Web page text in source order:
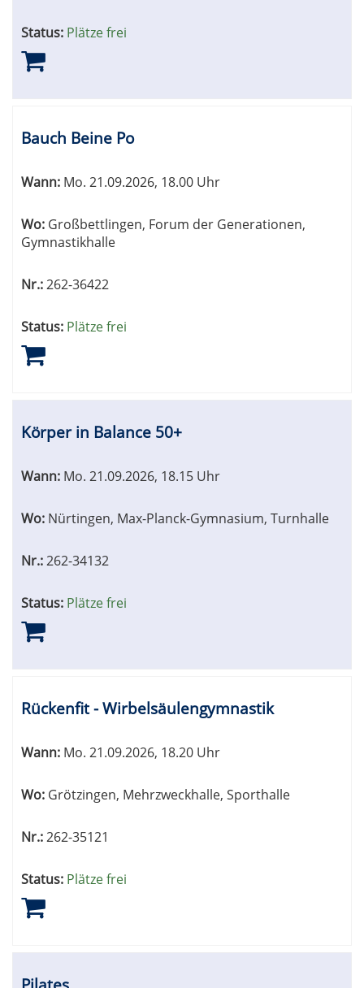
Status: Plätze frei
Bauch Beine Po
Wann: Mo. 21.09.2026, 18.00 Uhr
Wo: Großbettlingen, Forum der Generationen,
Gymnastikhalle
Nr.:262-36422
Status: Plätze frei
Körper in Balance 50+
Wann: Mo. 21.09.2026, 18.15 Uhr
Wo: Nürtingen, Max-Planck-Gymnasium, Turnhalle
Nr.:262-34132
Status: Plätze frei
Rückenfit - Wirbelsäulengymnastik
Wann: Mo. 21.09.2026, 18.20 Uhr
Wo: Grötzingen, Mehrzweckhalle, Sporthalle
Nr.:262-35121
Status: Plätze frei